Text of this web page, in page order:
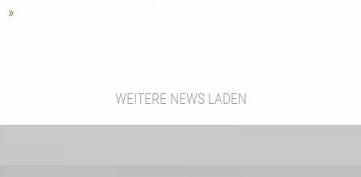
WEITERE NEWS LADEN